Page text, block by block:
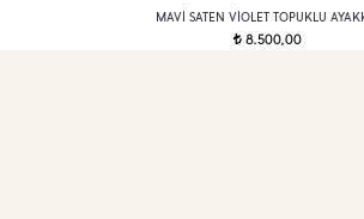
MAVI SATEN VIOLET TOPUKLU
t8.500,00